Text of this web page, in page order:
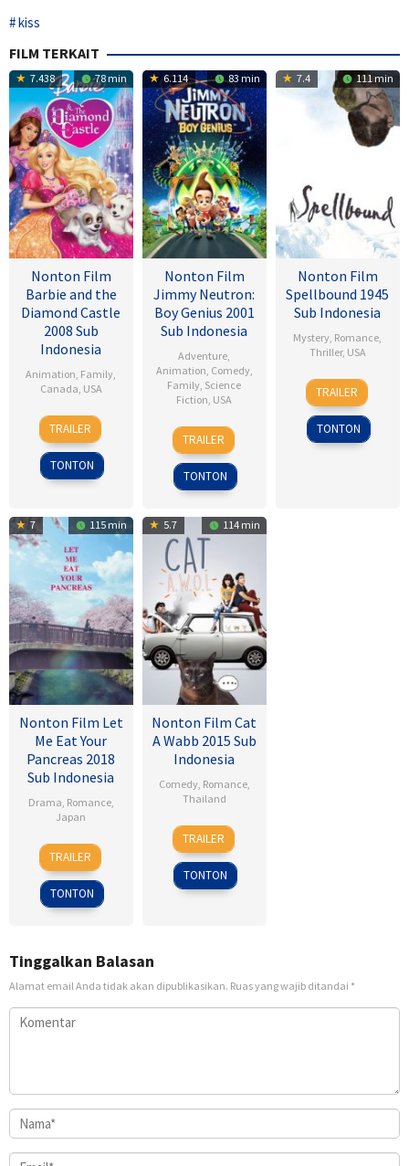
kiss
FILM TERKAIT
7.438 78 min
Nonton Film
Barbie and the
Diamond Castle
2008 Sub
Indonesia
Animation, Family,
Canada, USA
3
Sep
2008
Gino
Nichele
TRAILER
TONTON
6.114 83 min
Nonton Film
Jimmy Neutron:
Boy Genius 2001
Sub Indonesia
Adventure,
Animation, Comedy,
Family, Science
Fiction, USA
14
Dec
2001
John
A.
Davis
TRAILER
TONTON
7.4 111 min
Nonton Film
Spellbound 1945
Sub Indonesia
Mystery, Romance,
Thriller, USA
8
Nov
1945
Alfred
Hitchcock
TRAILER
TONTON
7 115 min
Nonton Film Let
Me Eat Your
Pancreas 2018
Sub Indonesia
Drama, Romance,
Japan
28
Jul
2017
Sho
Tsukikawa
TRAILER
TONTON
5.7 114 min
Nonton Film Cat
A Wabb 2015 Sub
Indonesia
Comedy, Romance,
Thailand
4
Mar
2015
Nareubadee
Wetchakam
TRAILER
TONTON
Tinggalkan Balasan
Alamat email Anda tidak akan dipublikasikan. Ruas yang wajib ditandai *